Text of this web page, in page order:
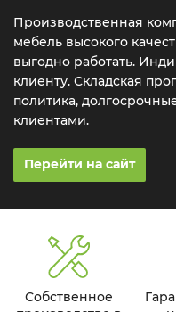
Производственная
мебель высокого
выгодно работать.
клиенту. Складская
политика,
клиентами.
Перейти на сайт
Собственное